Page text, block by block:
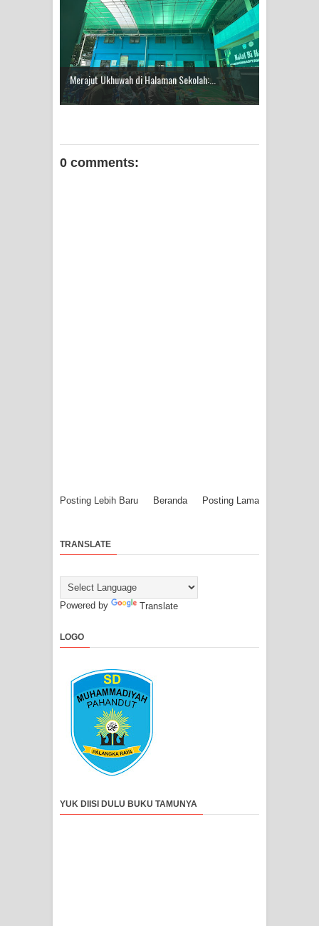
Merajut Ukhuwah di Halaman Sekolah:...
0 comments:
Posting Lebih Baru Posting Lama
Beranda
TRANSLATE
Powered by Translate
LOGO
YUK DIISI DULU BUKU TAMUNYA